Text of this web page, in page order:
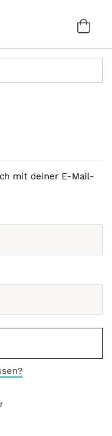
mit deiner E-Mail-